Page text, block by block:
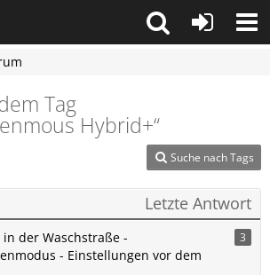
Tag
Hybrid+“
Suche nach Tags
Letzte Antwort
der Waschstraße -
- Einstellungen vor dem
3